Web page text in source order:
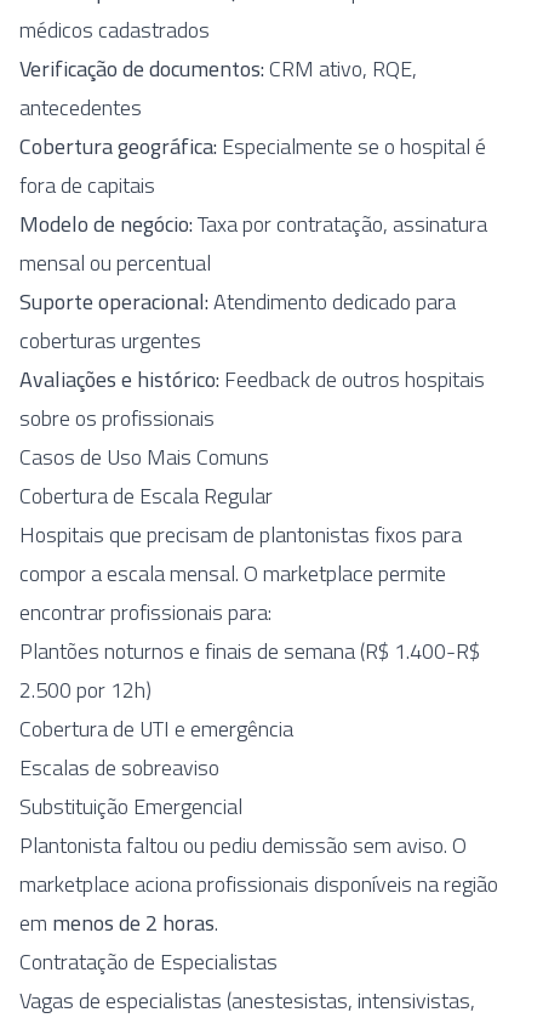
médicos cadastrados
Verificação de documentos:CRM ativo, RQE,
antecedentes
Cobertura geográfica: Especialmente se o hospital é
fora de capitais
Modelo de negócio:Taxa por contratação, assinatura
mensal ou percentual
Suporte operacional:Atendimento dedicado para
coberturas urgentes
Avaliações e histórico: Feedback de outros hospitais
sobre os profissionais
Casos de Uso Mais Comuns
Cobertura de Escala Regular
Hospitais que precisam de plantonistas fixos para
compor a escala mensal. O marketplace permite
encontrar profissionais para:
Plantões noturnos e finais de semana (R$ 1.400-R$
2.500 por 12h)
Cobertura de UTI e emergência
Escalas de sobreaviso
Substituição Emergencial
Plantonista faltou ou pediu demissão sem aviso. O
marketplace aciona profissionais disponíveis na região
em menos de 2 horas.
Contratação de Especialistas
Vagas de especialistas (anestesistas, intensivistas,